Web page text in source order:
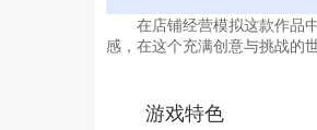
在店铺经营模拟这款作品中
感，在这个充满创意与挑战的
游戏特色